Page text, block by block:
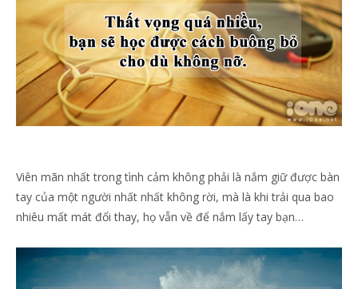
Viên mãn nhất trong tình cảm không phải là nắm giữ được bàn
tay của một người nhất nhất không rời, mà là khi trải qua bao
nhiêu mất mát đổi thay, họ vẫn về để nắm lấy tay bạn…